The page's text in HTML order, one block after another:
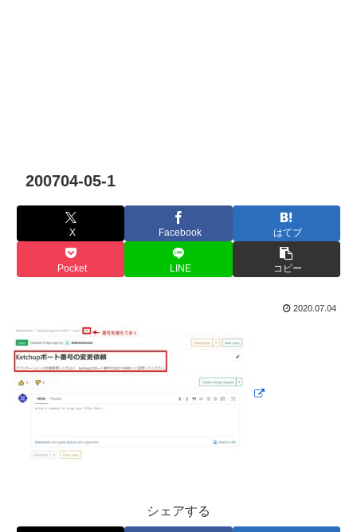
200704-05-1
X Facebook はてブ
Pocket LINE コピー
2020.07.04
シェアする